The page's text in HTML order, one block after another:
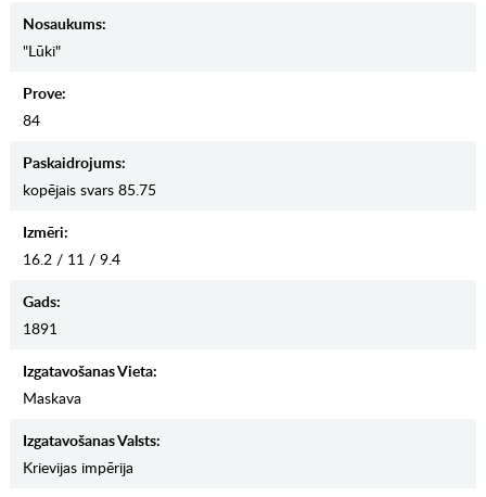
Nosaukums:
"Lūki"
Prove:
84
Paskaidrojums:
kopējais svars 85.75
Izmēri:
16.2 / 11 / 9.4
Gads:
1891
Izgatavošanas Vieta:
Maskava
Izgatavošanas Valsts:
Krievijas impērija